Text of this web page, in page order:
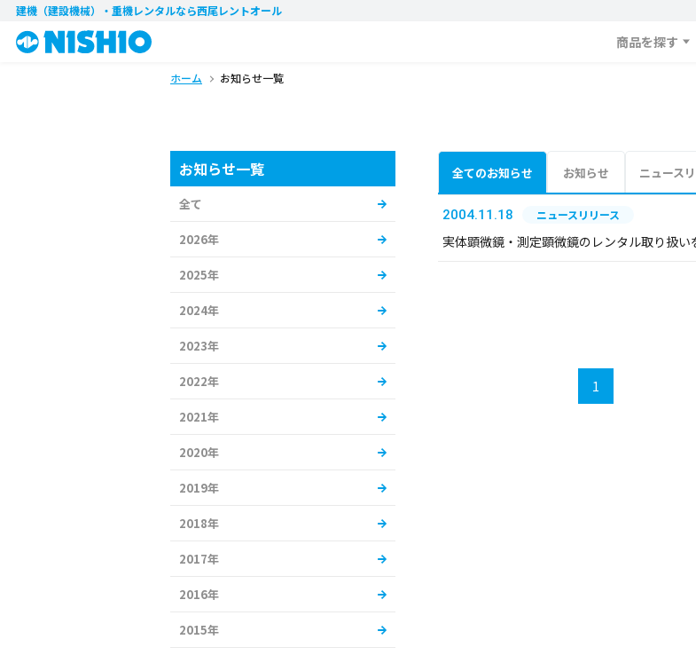
建機（建設機械）・重機レンタルなら西尾レントオール
商品を探す
ホーム お知らせ一覧
全てのお知らせ お知らせ ニュース
2004.11.18 ニュースリリース
実体顕微鏡・測定顕微鏡のレンタル取り扱い
1
お知らせ一覧
全て
2026年
2025年
2024年
2023年
2022年
2021年
2020年
2019年
2018年
2017年
2016年
2015年